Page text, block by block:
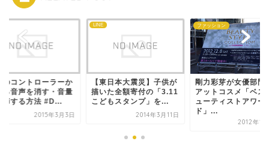
のコントローラーか
る音声を消す・音量
節する方法 #D...
2015年3月3日
LINE
【東日本大震災】子供が
描いた全額寄付の「3.11
こどもスタンプ」を...
2014年3月11日
ファッション
剛力彩芽が女優部門
アットコスメ「ベス
ューティストアワー
ド」...
2012年12